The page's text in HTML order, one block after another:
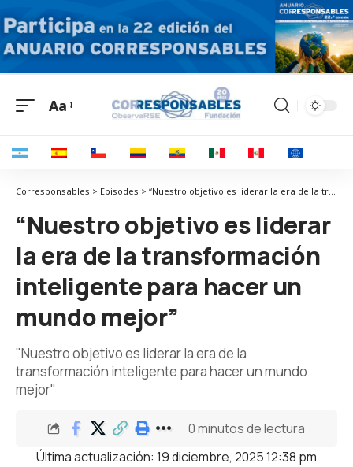
Aa
Corresponsables > Episodes > “Nuestro objetivo es liderar la era de la transformación inteligente para hacer un mundo mejor”
“Nuestro objetivo es liderar
la era de la transformación
inteligente para hacer un
mundo mejor”
"Nuestro objetivo es liderar la era de la
transformación inteligente para hacer un mundo
mejor"
Última actualización: 19 diciembre, 2025 12:38 pm
0 minutos de lectura